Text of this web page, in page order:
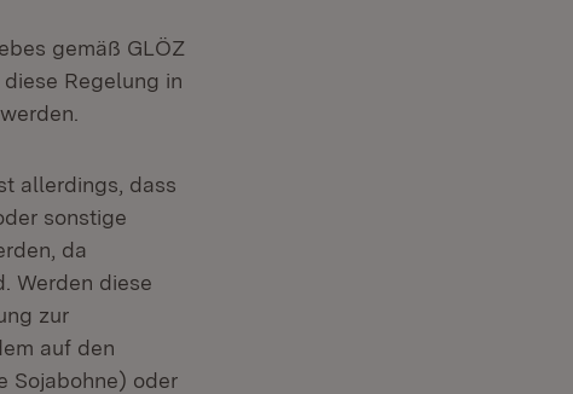
gemäß GLÖZ
Regelung in
allerdings, dass
sonstige
da
in neuem Fenster)
Werden diese
zur
auf den
Sojabohne) oder